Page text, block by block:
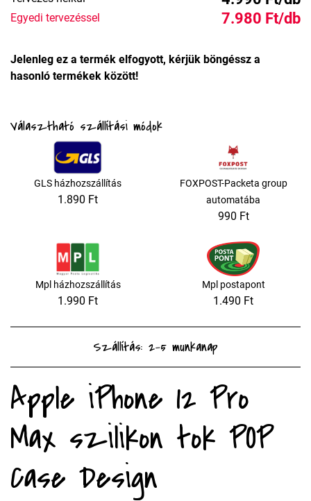
Egyedi tervezéssel 7.980 Ft/db
Jelenleg ez a termék elfogyott, kérjük böngéssz a
hasonló termékek között!
Választható szállítási módok
GLS házhozszállítás
1.890 Ft
FOXPOST-Packeta group
automatába
990 Ft
Mpl házhozszállítás
1.990 Ft
Mpl postapont
1.490 Ft
Szállítás: 2-5 munkanap
Apple iPhone 12 Pro
Max szilikon tok POP
Case Design